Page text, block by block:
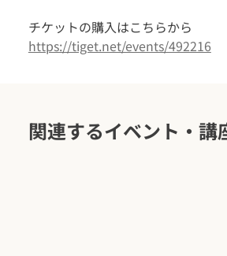
チケットの購入はこちらから
https://tiget.net/events/492216
関連するイベント・講